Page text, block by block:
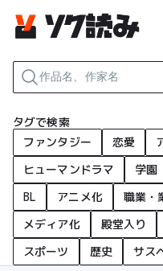
タグで検索
ファンタジー
恋愛
ヒューマンドラマ
学園
BL
アニメ化 職業・
メディア化
殿堂入り
スポーツ
歴史 サス